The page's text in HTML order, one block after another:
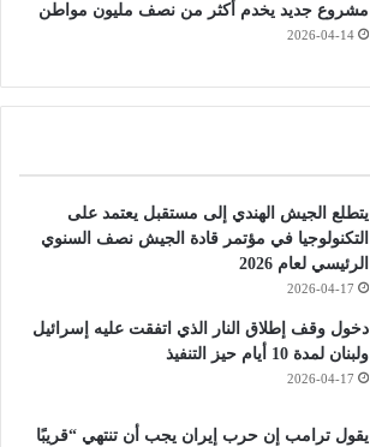
مشروع جديد يخدم أكثر من نصف مليون مواطن
2026-04-14
يتطلع الجيش الهندي إلى مستقبل يعتمد على
التكنولوجيا في مؤتمر قادة الجيش نصف السنوي
الرئيسي لعام 2026
2026-04-17
دخول وقف إطلاق النار الذي اتفقت عليه إسرائيل
ولبنان لمدة 10 أيام حيز التنفيذ
2026-04-17
يقول ترامب إن حرب إيران يجب أن تنتهي “قريبًا